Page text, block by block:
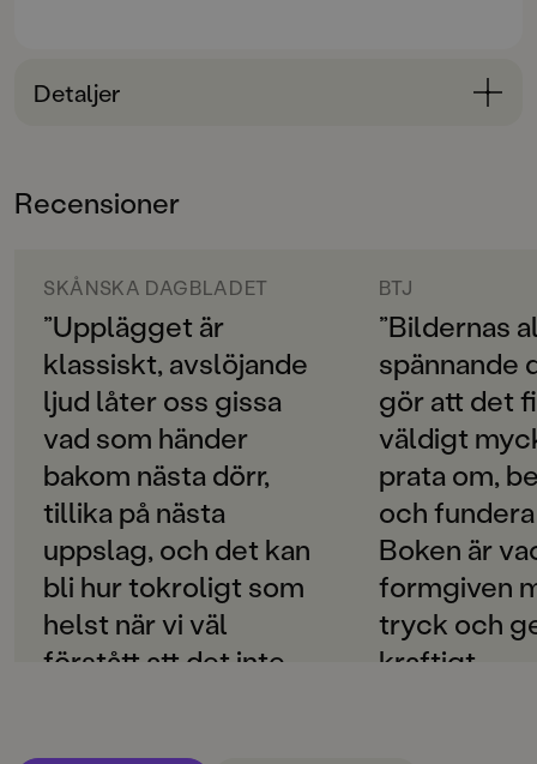
tandborstning på gång?
Kanske gör de samma saker som du, eller något helt
annat?
Albrektson har skapat en både knasig och mysig bok
att läsa tillsammans på kvällen, perfekt för alla små
och stora djurälskare.
Detaljer
3-6
Svenska
SPRÅK
Svenska
PUBLICERINGSDATUM
2021-03-26
Produktion
Produktdetaljer
ISBN
9789129732153
FORMAT
Recensioner
SKÅNSKA DAGBLADET
”Upplägget är
klassiskt, avslöjande
ljud låter oss gissa
vad som händer
bakom nästa dörr,
tillika på nästa
uppslag, och det kan
bli hur tokroligt som
helst när vi väl
förstått att det inte
BTJ
”Bildernas
spännande
gör att det
väldigt
prata om,
och
Boken är
formgiven
tryck och
kraftigt